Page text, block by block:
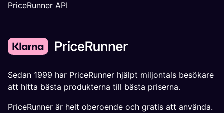
PriceRunner API
Sedan 1999 har PriceRunner hjälpt miljontals besökare
att hitta bästa produkterna till bästa priserna.
PriceRunner är helt oberoende och gratis att använda.